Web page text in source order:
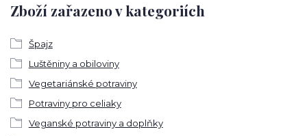
Zboží zařazeno v kategoriích
Špajz
Luštěniny a obiloviny
Vegetariánské potraviny
Potraviny pro celiaky
Veganské potraviny a doplňky